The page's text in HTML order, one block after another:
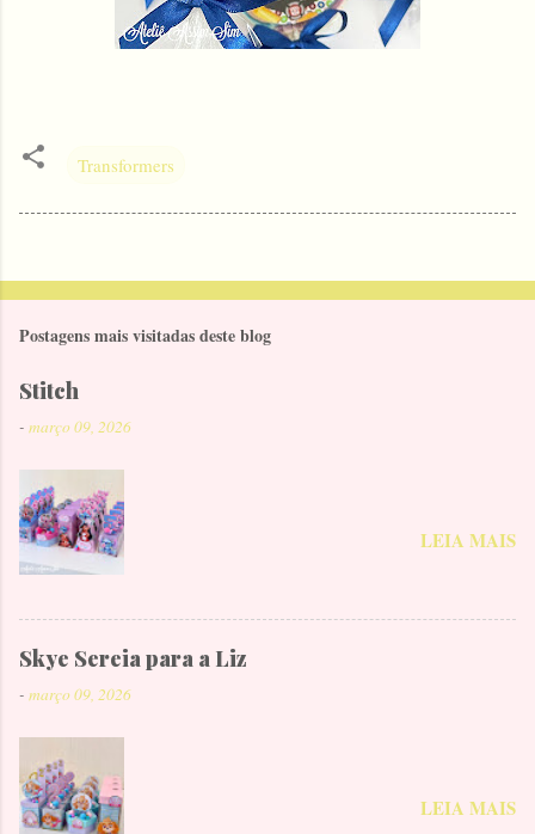
Transformers
Postagens mais visitadas deste blog
Stitch
- março 09, 2026
LEIA MAIS
Skye Sereia para a Liz
- março 09, 2026
LEIA MAIS